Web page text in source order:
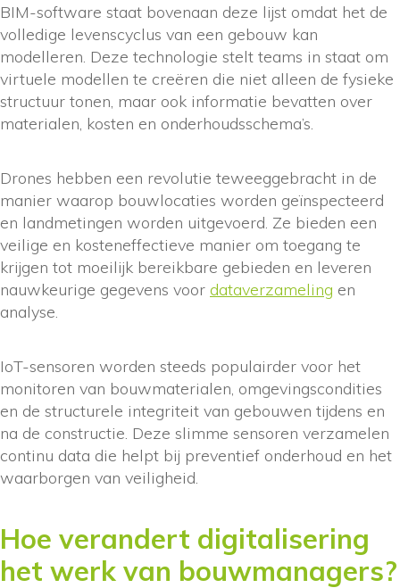
BIM-software staat bovenaan deze lijst omdat het de
volledige levenscyclus van een gebouw kan
modelleren. Deze technologie stelt teams in staat om
virtuele modellen te creëren die niet alleen de fysieke
structuur tonen, maar ook informatie bevatten over
materialen, kosten en onderhoudsschema’s.
Drones hebben een revolutie teweeggebracht in de
manier waarop bouwlocaties worden geïnspecteerd
en landmetingen worden uitgevoerd. Ze bieden een
veilige en kosteneffectieve manier om toegang te
krijgen tot moeilijk bereikbare gebieden en leveren
nauwkeurige gegevens voor dataverzameling en
analyse.
IoT-sensoren worden steeds populairder voor het
monitoren van bouwmaterialen, omgevingscondities
en de structurele integriteit van gebouwen tijdens en
na de constructie. Deze slimme sensoren verzamelen
continu data die helpt bij preventief onderhoud en het
waarborgen van veiligheid.
Hoe verandert digitalisering
het werk van bouwmanagers?